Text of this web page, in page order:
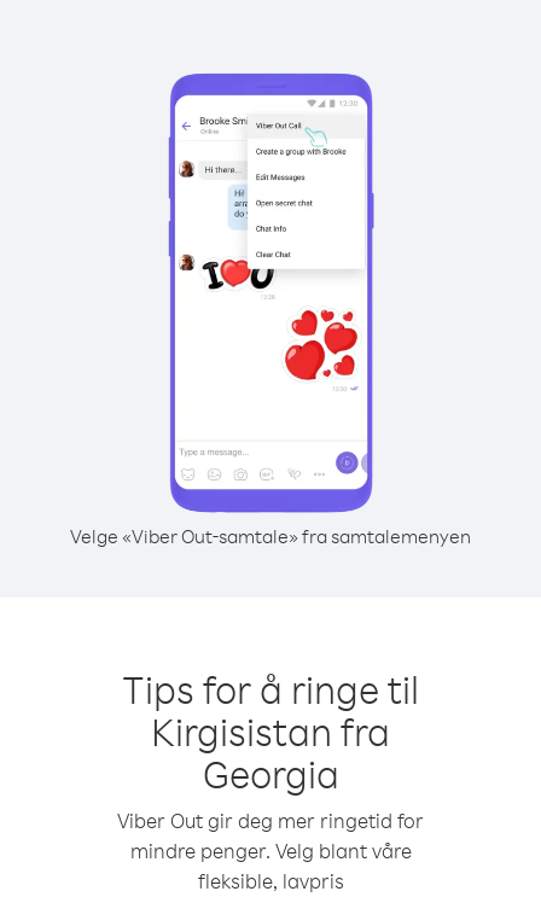
Velge «Viber Out-samtale» fra samtalemenyen
Tips for å ringe til
Kirgisistan fra
Georgia
Viber Out gir deg mer ringetid for
mindre penger. Velg blant våre
fleksible, lavpris